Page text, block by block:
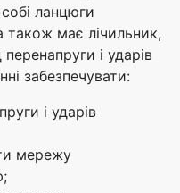
ланцюги
також має лічильник,
і ударів
забезпечувати:
і ударів
мережу